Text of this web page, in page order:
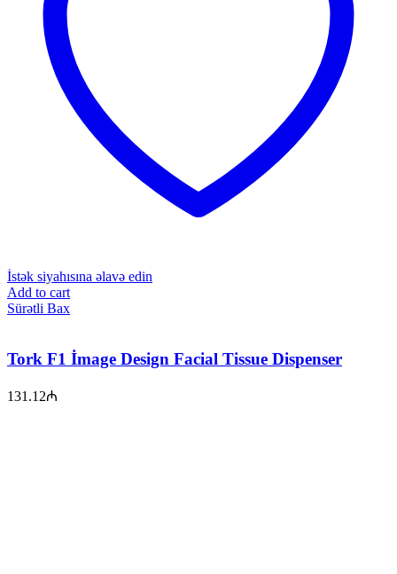
İstək siyahısına əlavə edin
Add to cart
Sürətli Bax
Tork F1 İmage Design Facial Tissue Dispenser
131.12₼